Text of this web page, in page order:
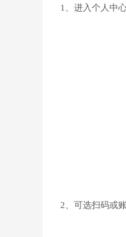
1、进入个人中
2、可选扫码或